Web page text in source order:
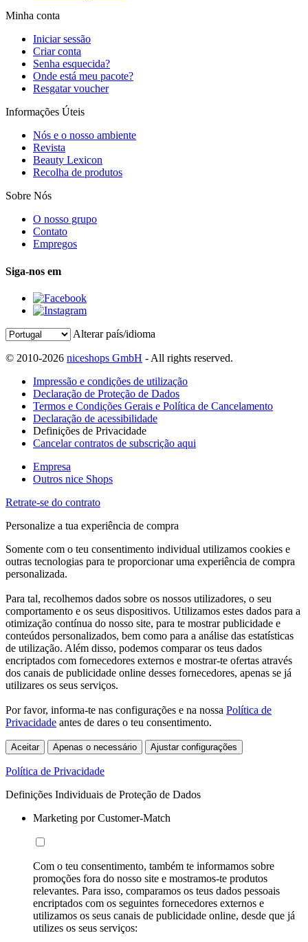
Minha conta
Iniciar sessão
Criar conta
Senha esquecida?
Onde está meu pacote?
Resgatar voucher
Informações Úteis
Nós e o nosso ambiente
Revista
Beauty Lexicon
Recolha de produtos
Sobre Nós
O nosso grupo
Contato
Empregos
Siga-nos em
Alterar país/idioma
© 2010-2026 niceshops GmbH - All rights reserved.
Impressão e condições de utilização
Declaração de Proteção de Dados
Termos e Condições Gerais e Política de Cancelamento
Declaração de acessibilidade
Definições de Privacidade
Cancelar contratos de subscrição aqui
Empresa
Outros nice Shops
Retrate-se do contrato
Personalize a tua experiência de compra
Somente com o teu consentimento individual utilizamos cookies e
outras tecnologias para te proporcionar uma experiência de compra
personalizada.
Para tal, recolhemos dados sobre os nossos utilizadores, o seu
comportamento e os seus dispositivos. Utilizamos estes dados para a
otimização contínua do nosso site, para te mostrar publicidade e
conteúdos personalizados, bem como para a análise das estatísticas
de utilização. Além disso, podemos comparar os teus dados
encriptados com fornecedores externos e mostrar-te ofertas através
dos canais de publicidade online desses fornecedores, apenas se já
utilizares os seus serviços.
Por favor, informa-te nas configurações e na nossa Política de
Privacidade antes de dares o teu consentimento.
Aceitar Apenas o necessário Ajustar configurações
Política de Privacidade
Definições Individuais de Proteção de Dados
Marketing por Customer-Match
Com o teu consentimento, também te informamos sobre
promoções fora do nosso site e mostramos-te produtos
relevantes. Para isso, comparamos os teus dados pessoais
encriptados com os seguintes fornecedores externos e
utilizamos os seus canais de publicidade online, desde que já
utilizes os seus serviços: